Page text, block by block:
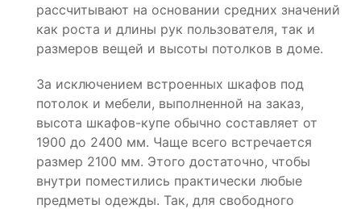
рассчитывают на основании средних значений
как роста и длины рук пользователя, так и
размеров вещей и высоты потолков в доме.
За исключением встроенных шкафов под
потолок и мебели, выполненной на заказ,
высота шкафов-купе обычно составляет от
1900 до 2400 мм. Чаще всего встречается
размер 2100 мм. Этого достаточно, чтобы
внутри поместились практически любые
предметы одежды. Так, для свободного